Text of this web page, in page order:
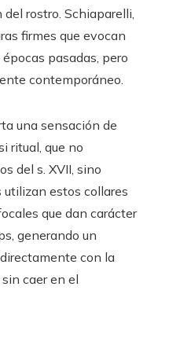
rostro. Schiaparelli,
firmes que evocan
pasadas, pero
contemporáneo.
una sensación de
ritual, que no
del s. XVII, sino
utilizan estos collares
que dan carácter
generando un
con la
caer en el